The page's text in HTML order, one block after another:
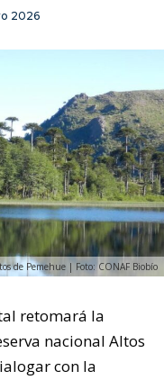
2026
de Pemehue | Foto: CONAF Biobío
retomará la
nacional Altos
con la